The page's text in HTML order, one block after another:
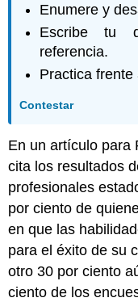
Enumere y
Escribe tu
referencia.
Practica frente
Contestar
En un artículo para
cita los resultados
profesionales
por ciento de
en que las
para el éxito de su
otro 30 por ciento
ciento de los